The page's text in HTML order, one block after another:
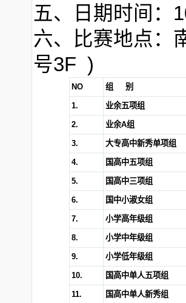
五、日期时间：
六、比赛地点：
号3F )
NO 组 别
1. 业余五项组
2. 业余A组
3. 大专高中新秀单项组
4. 国高中五项组
5. 国高中三项组
6. 国中小淑女组
7. 小学高年级组
8. 小学中年级组
9. 小学低年级组
10. 国高中单人五项组
11. 国高中单人新秀组